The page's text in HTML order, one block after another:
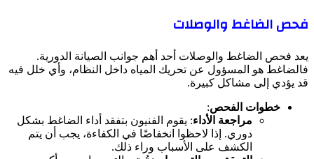
فحص الضاغط والوصلات
يعد فحص الضاغط والوصلات أحد أهم جوانب الصيانة الدورية.
فالضاغط هو المسؤول عن تحريك المياه داخل النظام، وأي خلل فيه
قد يؤدي إلى مشاكل كبيرة.
خطوات الفحص:
مراجعة الأداء: يقوم الفنيون بتفقد أداء الضاغط بشكل
دوري. إذا لاحظوا انخفاضًا في الكفاءة، يجب أن يتم
الكشف على الأسباب وراء ذلك.